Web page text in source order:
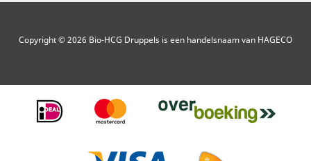
Copyright © 2026 Bio-HCG Druppels is een handelsnaam van HAGECO